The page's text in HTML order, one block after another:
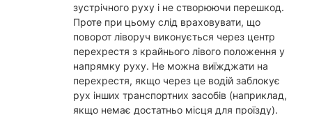
зустрічного руху і не створюючи перешкод.
Проте при цьому слід враховувати, що
поворот ліворуч виконується через центр
перехрестя з крайнього лівого положення у
напрямку руху. Не можна виїжджати на
перехрестя, якщо через це водій заблокує
рух інших транспортних засобів (наприклад,
якщо немає достатньо місця для проїзду).